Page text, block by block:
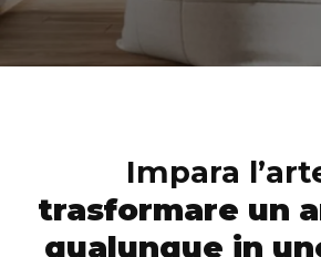
Impara
trasformare un
qualunque in